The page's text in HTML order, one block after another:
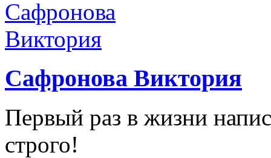
Сафронова Виктория
Первый раз в жизни
строго!